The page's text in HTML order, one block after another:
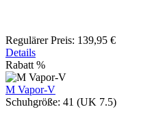
Regulärer Preis: 139,95 €
Details
Rabatt %
M Vapor-V
Schuhgröße: 41 (UK 7.5)